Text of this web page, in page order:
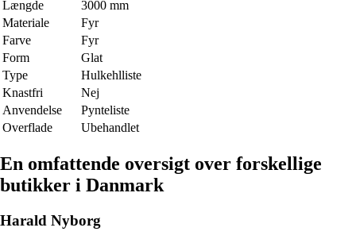
Længde
3000 mm
Materiale
Fyr
Farve
Fyr
Form
Glat
Type
Hulkehlliste
Knastfri
Nej
Anvendelse
Pynteliste
Overflade
Ubehandlet
En omfattende oversigt over forskellige
butikker i Danmark
Harald Nyborg